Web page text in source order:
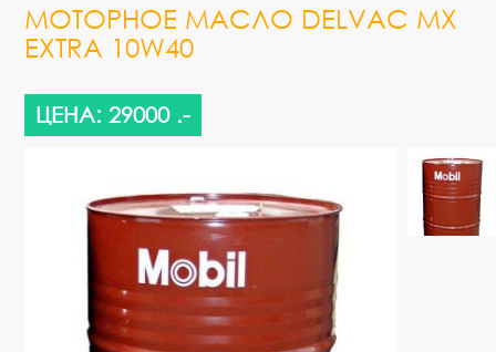
МОТОРНОЕ МАСЛО DELVAC MX
EXTRA 10W40
ЦЕНА: 29000 .-